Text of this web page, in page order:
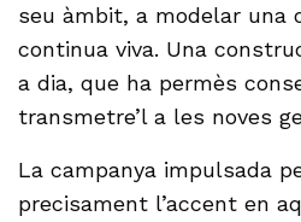
seu àmbit, a modelar una
continua viva. Una
a dia, que ha permès
transmetre’l a les noves
La campanya impulsada
precisament l’accent en